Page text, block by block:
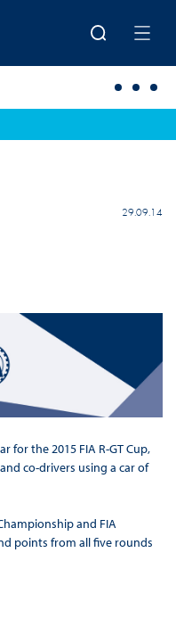
29.09.14
for the 2015 FIA R-GT Cup,
co-drivers using a car of
and FIA
points from all five rounds